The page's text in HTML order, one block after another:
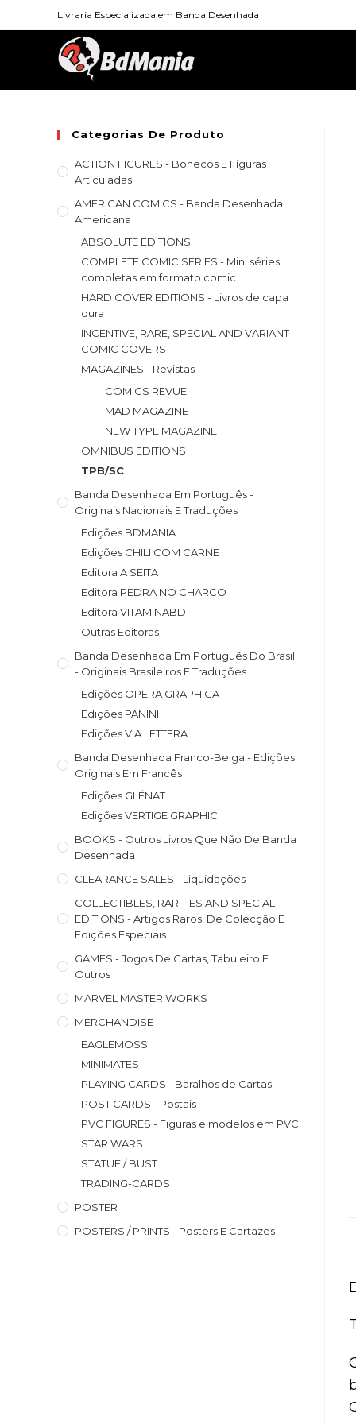
Livraria Especializada em Banda Desenhada
Categorias De Produto
ACTION FIGURES - Bonecos E Figuras
Articuladas
AMERICAN COMICS - Banda Desenhada
Americana
ABSOLUTE EDITIONS
COMPLETE COMIC SERIES - Mini séries
completas em formato comic
HARD COVER EDITIONS - Livros de capa
dura
INCENTIVE, RARE, SPECIAL AND VARIANT
COMIC COVERS
MAGAZINES - Revistas
COMICS REVUE
MAD MAGAZINE
NEW TYPE MAGAZINE
OMNIBUS EDITIONS
TPB/SC
Banda Desenhada Em Português -
Originais Nacionais E Traduções
Edições BDMANIA
Edições CHILI COM CARNE
Editora A SEITA
Editora PEDRA NO CHARCO
Editora VITAMINABD
Outras Editoras
Banda Desenhada Em Português Do Brasil
- Originais Brasileiros E Traduções
Edições OPERA GRAPHICA
Edições PANINI
Edições VIA LETTERA
Banda Desenhada Franco-Belga - Edições
Originais Em Francês
Edições GLÉNAT
Edições VERTIGE GRAPHIC
BOOKS - Outros Livros Que Não De Banda
Desenhada
CLEARANCE SALES - Liquidações
COLLECTIBLES, RARITIES AND SPECIAL
EDITIONS - Artigos Raros, De Colecção E
Edições Especiais
GAMES - Jogos De Cartas, Tabuleiro E
Outros
MARVEL MASTER WORKS
MERCHANDISE
EAGLEMOSS
MINIMATES
PLAYING CARDS - Baralhos de Cartas
POST CARDS - Postais
PVC FIGURES - Figuras e modelos em PVC
STAR WARS
STATUE / BUST
TRADING-CARDS
POSTER
POSTERS / PRINTS - Posters E Cartazes